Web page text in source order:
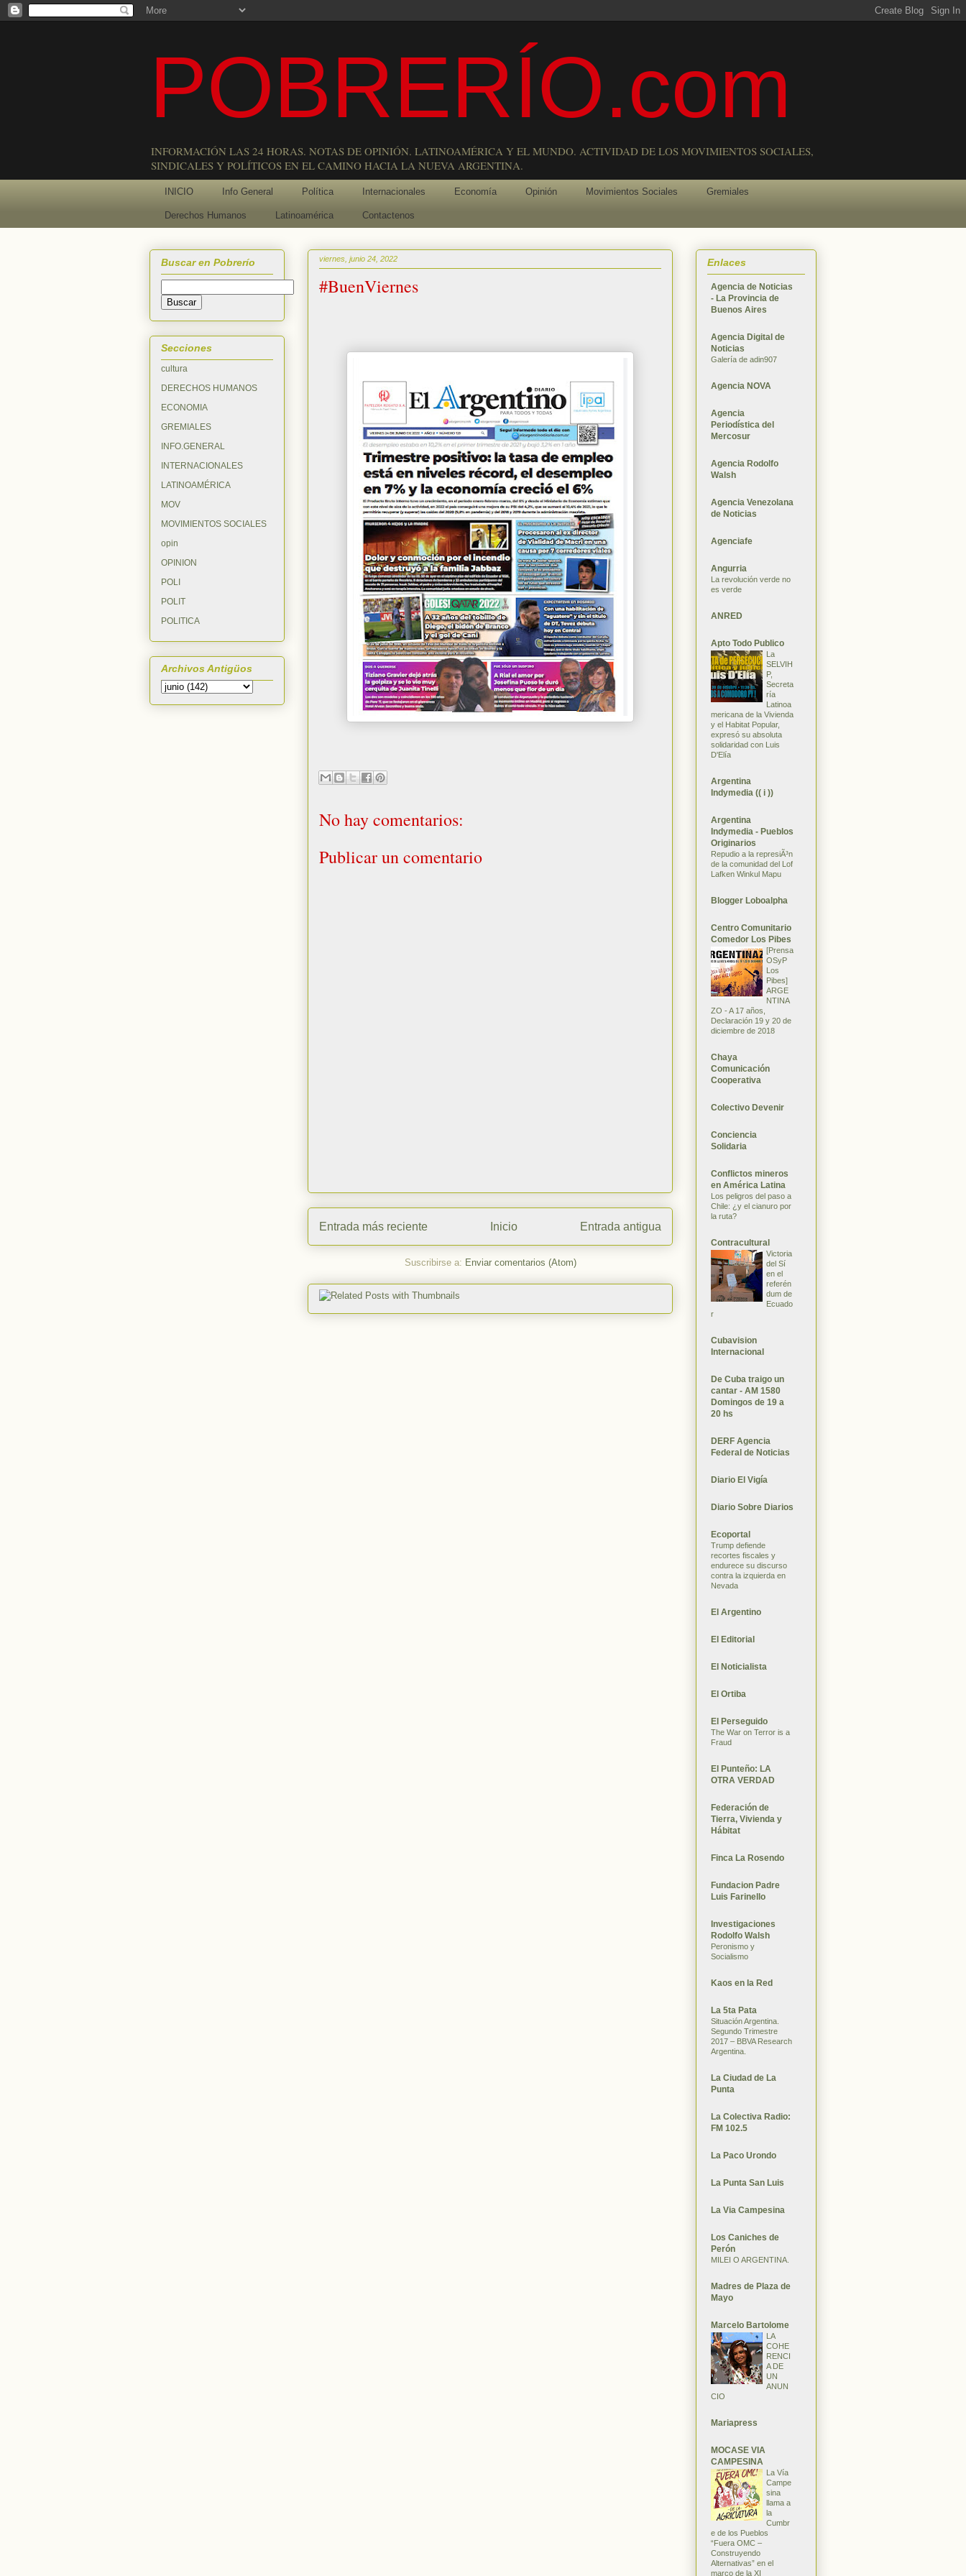
POBRERÍO.com
INFORMACIÓN LAS 24 HORAS. NOTAS DE OPINIÓN. LATINOAMÉRICA Y EL MUNDO. ACTIVIDAD DE LOS MOVIMIENTOS SOCIALES,
SINDICALES Y POLÍTICOS EN EL CAMINO HACIA LA NUEVA ARGENTINA.
INICIO Info General Política Internacionales Economía Opinión Movimientos Sociales Gremiales
Derechos Humanos Latinoamérica Contactenos
viernes, junio 24, 2022
#BuenViernes
No hay comentarios:
Publicar un comentario
Entrada más reciente Entrada antigua
Inicio
Suscribirse a: Enviar comentarios (Atom)
Buscar en Pobrerío
Secciones
cultura
DERECHOS HUMANOS
ECONOMIA
GREMIALES
INFO.GENERAL
INTERNACIONALES
LATINOAMÉRICA
MOV
MOVIMIENTOS SOCIALES
opin
OPINION
POLI
POLIT
POLITICA
Archivos Antigüos
Enlaces
Agencia de Noticias
- La Provincia de
Buenos Aires
Agencia Digital de
Noticias
Galería de adin907
Agencia NOVA
Agencia
Periodística del
Mercosur
Agencia Rodolfo
Walsh
Agencia Venezolana
de Noticias
Agenciafe
Angurria
La revolución verde no
es verde
ANRED
Apto Todo Publico
La
SELVIH
P,
Secreta
ría
Latinoa
mericana de la Vivienda
y el Habitat Popular,
expresó su absoluta
solidaridad con Luis
D'Elía
Argentina
Indymedia (( i ))
Argentina
Indymedia - Pueblos
Originarios
Repudio a la represiÃ³n
de la comunidad del Lof
Lafken Winkul Mapu
Blogger Loboalpha
Centro Comunitario
Comedor Los Pibes
[Prensa
OSyP
Los
Pibes]
ARGE
NTINA
ZO - A 17 años,
Declaración 19 y 20 de
diciembre de 2018
Chaya
Comunicación
Cooperativa
Colectivo Devenir
Conciencia
Solidaria
Conflictos mineros
en América Latina
Los peligros del paso a
Chile: ¿y el cianuro por
la ruta?
Contracultural
Victoria
del Sí
en el
referén
dum de
Ecuado
r
Cubavision
Internacional
De Cuba traigo un
cantar - AM 1580
Domingos de 19 a
20 hs
DERF Agencia
Federal de Noticias
Diario El Vigía
Diario Sobre Diarios
Ecoportal
Trump defiende
recortes fiscales y
endurece su discurso
contra la izquierda en
Nevada
El Argentino
El Editorial
El Noticialista
El Ortiba
El Perseguido
The War on Terror is a
Fraud
El Punteño: LA
OTRA VERDAD
Federación de
Tierra, Vivienda y
Hábitat
Finca La Rosendo
Fundacion Padre
Luis Farinello
Investigaciones
Rodolfo Walsh
Peronismo y
Socialismo
Kaos en la Red
La 5ta Pata
Situación Argentina.
Segundo Trimestre
2017 – BBVA Research
Argentina.
La Ciudad de La
Punta
La Colectiva Radio:
FM 102.5
La Paco Urondo
La Punta San Luis
La Via Campesina
Los Caniches de
Perón
MILEI O ARGENTINA.
Madres de Plaza de
Mayo
Marcelo Bartolome
LA
COHE
RENCI
A DE
UN
ANUN
CIO
Mariapress
MOCASE VIA
CAMPESINA
La Vía
Campe
sina
llama a
la
Cumbr
e de los Pueblos
“Fuera OMC –
Construyendo
Alternativas” en el
marco de la XI